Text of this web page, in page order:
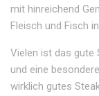
mit hinreichend
Fleisch und Fisch
Vielen ist das gute
und eine
wirklich gutes